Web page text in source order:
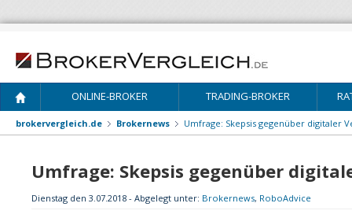
ONLINE-BROKER TRADING-BROKER
brokervergleich.de Brokernews Umfrage: Skepsis gegenüber digitaler
Umfrage: Skepsis gegenüber
Dienstag den 3.07.2018 - Abgelegt unter: Brokernews, RoboAdvice